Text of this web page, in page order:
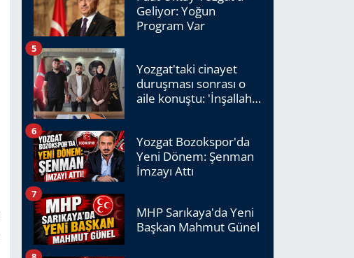
Geliyor: Yoğun
Program Var
Yozgat'taki cinayet
duruşması sonrası o
aile konuştu: 'İnşallah
5
Yozgat Bozokspor'da
Yeni Dönem: Şenman
İmzayı Attı
6
MHP Sarıkaya'da Yeni
Başkan Mahmut Günel
7